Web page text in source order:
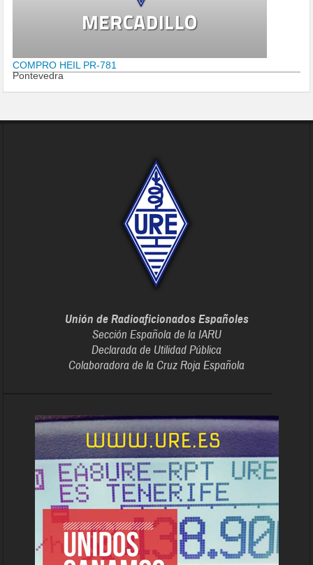
COMPRO HEIL PR-781
Pontevedra
Unión de Radioaficionados Españoles
Sección Española de la IARU
Declarada de Utilidad Pública
Colaboradora de la Cruz Roja Española